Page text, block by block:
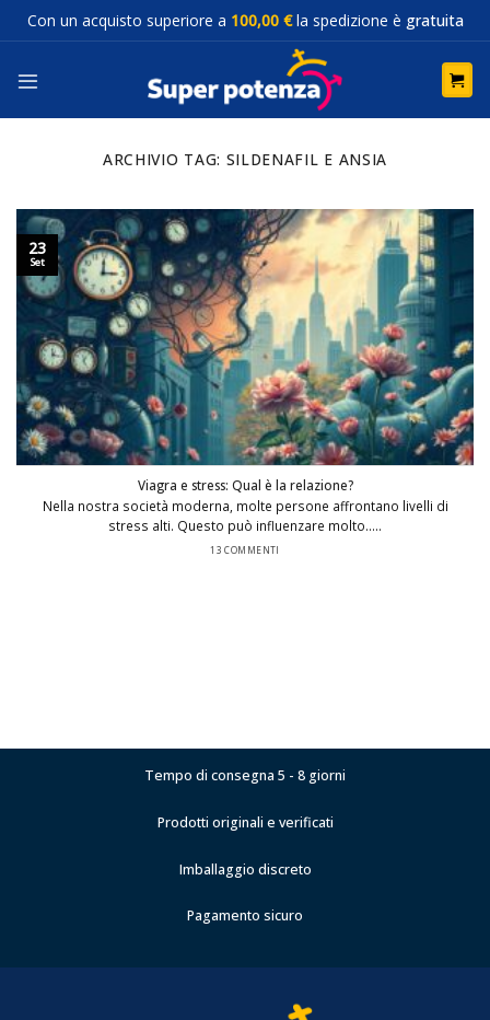
SaltaCon un acquisto superiore a 100,00 €la spedizione è gratuita
ARCHIVIO TAG: SILDENAFIL E ANSIA
Viagra e stress: Qual è la relazione?
Nella nostra società moderna, molte persone affrontano livelli di
stress alti. Questo può influenzare molto.....
13 COMMENTI
23
Set
Tempo di consegna 5 - 8 giorni
Prodotti originali e verificati
Imballaggio discreto
Pagamento sicuro